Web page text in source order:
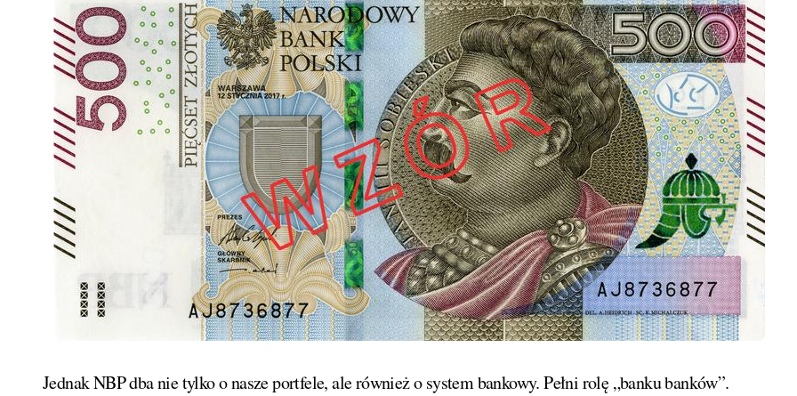
Jednak NBP dba nie tylko o nasze portfele, ale również o system bankowy. Pełni rolę „banku banków”.